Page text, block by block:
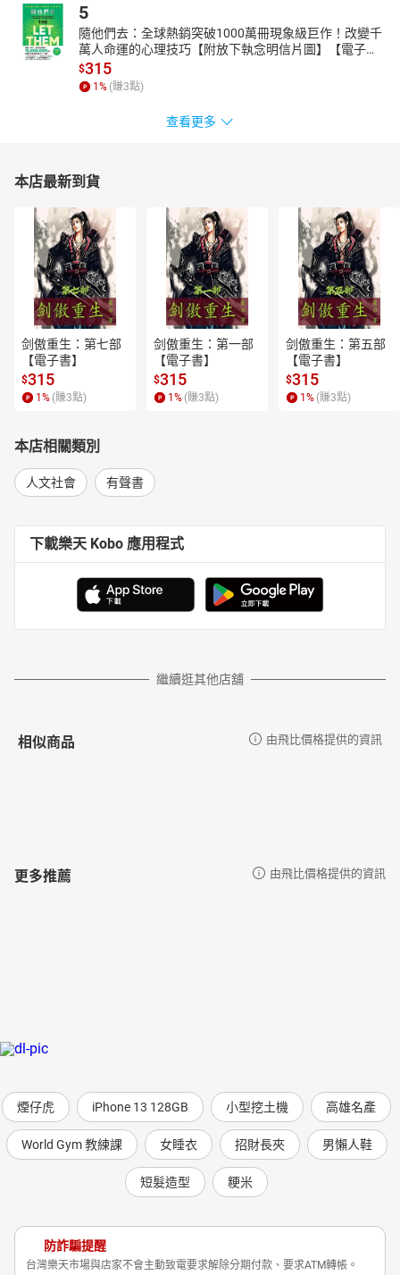
5
隨他們去：全球熱銷突破1000萬冊現象級巨作！改變千
萬人命運的心理技巧【附放下執念明信片圖】【電子
書】
$315
1% (賺3點)
查看更多
本店最新到貨
剑傲重生：第七部
【電子書】
$315
1 % (賺3點)
剑傲重生：第一部
【電子書】
$315
1 % (賺3點)
剑傲重生：第五部
【電子書】
$315
1 % (賺3點)
本店相關類別
人文社會 有聲書
下載樂天 Kobo 應用程式
繼續逛其他店舖
相似商品 由飛比價格提供的資訊
更多推薦 由飛比價格提供的資訊
煙仔虎 iPhone 13 128GB 小型挖土機 高雄名產
World Gym 教練課 女睡衣 招財長夾 男懶人鞋
短髮造型 粳米
防詐騙提醒
台灣樂天市場與店家不會主動致電要求解除分期付款、要求ATM轉帳。